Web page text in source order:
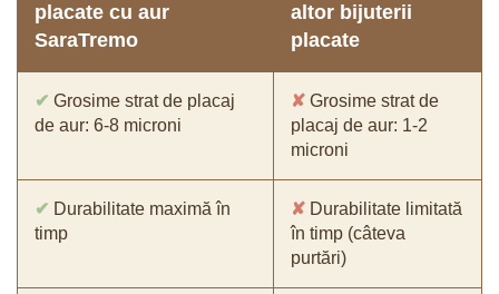
placate cu aur
SaraTremo
altor bijuterii
placate
✔ Grosime strat de placaj
de aur: 6-8 microni
✘ Grosime strat de
placaj de aur: 1-2
microni
✔ Durabilitate maximă în
timp
✘ Durabilitate limitată
în timp (câteva
purtări)